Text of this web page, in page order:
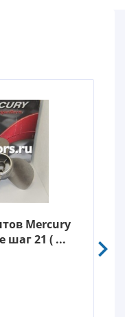
Mercury
шаг 21 ( ...